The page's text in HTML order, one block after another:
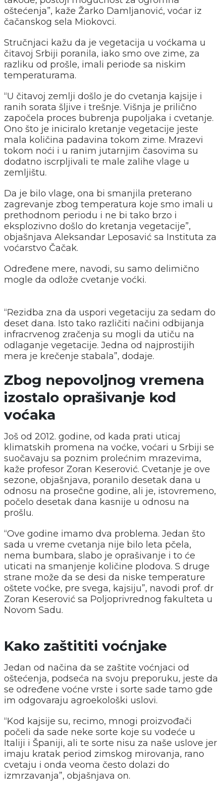
oštećenja”, kaže Žarko Damljanović, voćar iz
čačanskog sela Miokovci.
Stručnjaci kažu da je vegetacija u voćkama u
čitavoj Srbiji poranila, iako smo ove zime, za
razliku od prošle, imali periode sa niskim
temperaturama.
“U čitavoj zemlji došlo je do cvetanja kajsije i
ranih sorata šljive i trešnje. Višnja je prilično
započela proces bubrenja pupoljaka i cvetanje.
Ono što je iniciralo kretanje vegetacije jeste
mala količina padavina tokom zime. Mrazevi
tokom noći i u ranim jutarnjim časovima su
dodatno iscrpljivali te male zalihe vlage u
zemljištu.
Da je bilo vlage, ona bi smanjila preterano
zagrevanje zbog temperatura koje smo imali u
prethodnom periodu i ne bi tako brzo i
eksplozivno došlo do kretanja vegetacije”,
objašnjava Aleksandar Leposavić sa Instituta za
voćarstvo Čačak.
Određene mere, navodi, su samo delimično
mogle da odlože cvetanje voćki.
“Rezidba zna da uspori vegetaciju za sedam do
deset dana. Isto tako različiti načini odbijanja
infracrvenog zračenja su mogli da utiču na
odlaganje vegetacije. Jedna od najprostijih
mera je krečenje stabala”, dodaje.
Zbog nepovoljnog vremena
izostalo oprašivanje kod
voćaka
Još od 2012. godine, od kada prati uticaj
klimatskih promena na voćke, voćari u Srbiji se
suočavaju sa poznim prolećnim mrazevima,
kaže profesor Zoran Keserović. Cvetanje je ove
sezone, objašnjava, poranilo desetak dana u
odnosu na prosečne godine, ali je, istovremeno,
počelo desetak dana kasnije u odnosu na
prošlu.
“Ove godine imamo dva problema. Jedan što
sada u vreme cvetanja nije bilo leta pčela,
nema bumbara, slabo je oprašivanje i to će
uticati na smanjenje količine plodova. S druge
strane može da se desi da niske temperature
oštete voćke, pre svega, kajsiju”, navodi prof. dr
Zoran Keserović sa Poljoprivrednog fakulteta u
Novom Sadu.
Kako zaštititi voćnjake
Jedan od načina da se zaštite voćnjaci od
oštećenja, podseća na svoju preporuku, jeste da
se određene voćne vrste i sorte sade tamo gde
im odgovaraju agroekološki uslovi.
“Kod kajsije su, recimo, mnogi proizvođači
počeli da sade neke sorte koje su vodeće u
Italiji i Španiji, ali te sorte nisu za naše uslove jer
imaju kratak period zimskog mirovanja, rano
cvetaju i onda veoma često dolazi do
izmrzavanja”, objašnjava on.